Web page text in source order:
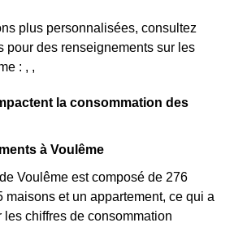
plus personnalisées, consultez
pour des renseignements sur les
: , ,
la consommation des
à Voulême
Voulême est composé de 276
maisons et un appartement, ce qui a
les chiffres de consommation